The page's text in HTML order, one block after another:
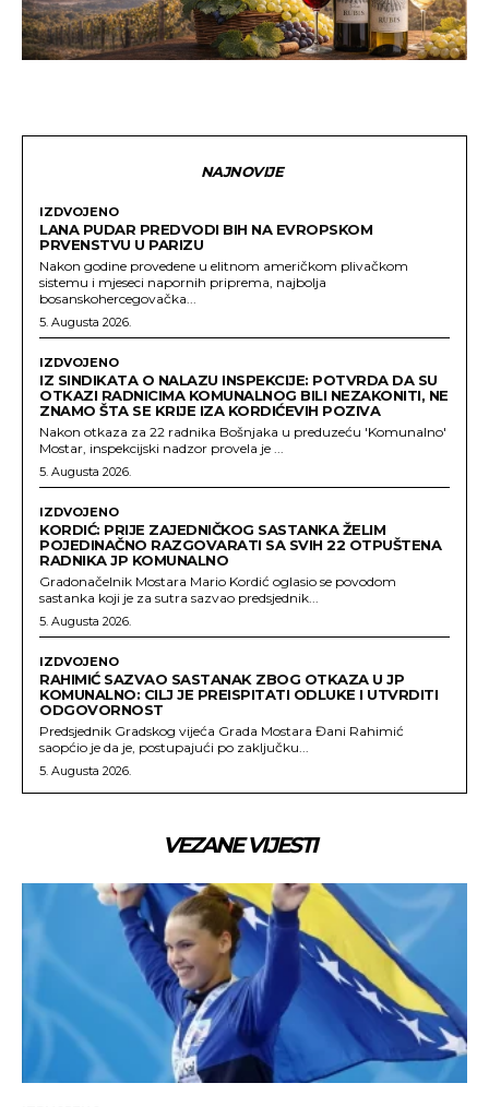
NAJNOVIJE
IZDVOJENO
LANA PUDAR PREDVODI BIH NA EVROPSKOM
PRVENSTVU U PARIZU
Nakon godine provedene u elitnom američkom plivačkom
sistemu i mjeseci napornih priprema, najbolja
bosanskohercegovačka...
5. Augusta 2026.
IZDVOJENO
IZ SINDIKATA O NALAZU INSPEKCIJE: POTVRDA DA SU
OTKAZI RADNICIMA KOMUNALNOG BILI NEZAKONITI, NE
ZNAMO ŠTA SE KRIJE IZA KORDIĆEVIH POZIVA
Nakon otkaza za 22 radnika Bošnjaka u preduzeću 'Komunalno'
Mostar, inspekcijski nadzor provela je ...
5. Augusta 2026.
IZDVOJENO
KORDIĆ: PRIJE ZAJEDNIČKOG SASTANKA ŽELIM
POJEDINAČNO RAZGOVARATI SA SVIH 22 OTPUŠTENA
RADNIKA JP KOMUNALNO
Gradonačelnik Mostara Mario Kordić oglasio se povodom
sastanka koji je za sutra sazvao predsjednik...
5. Augusta 2026.
IZDVOJENO
RAHIMIĆ SAZVAO SASTANAK ZBOG OTKAZA U JP
KOMUNALNO: CILJ JE PREISPITATI ODLUKE I UTVRDITI
ODGOVORNOST
Predsjednik Gradskog vijeća Grada Mostara Đani Rahimić
saopćio je da je, postupajući po zaključku...
5. Augusta 2026.
VEZANE VIJESTI